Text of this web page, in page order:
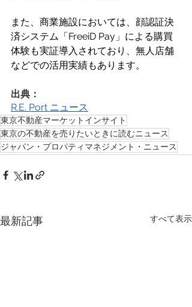
また、商業施設においては、顔認証決
済システム「FreeiD Pay」による購買
体験も実証導入されており、無人店舗
などでの活用実績もあります。
出典：
R.E. Port ニュース
東京不動産マーケットインサイト
東京の不動産を売りたいときに読むニュース
ジャパン・プロパティマネジメント・ニュース
最新記事 すべて表示